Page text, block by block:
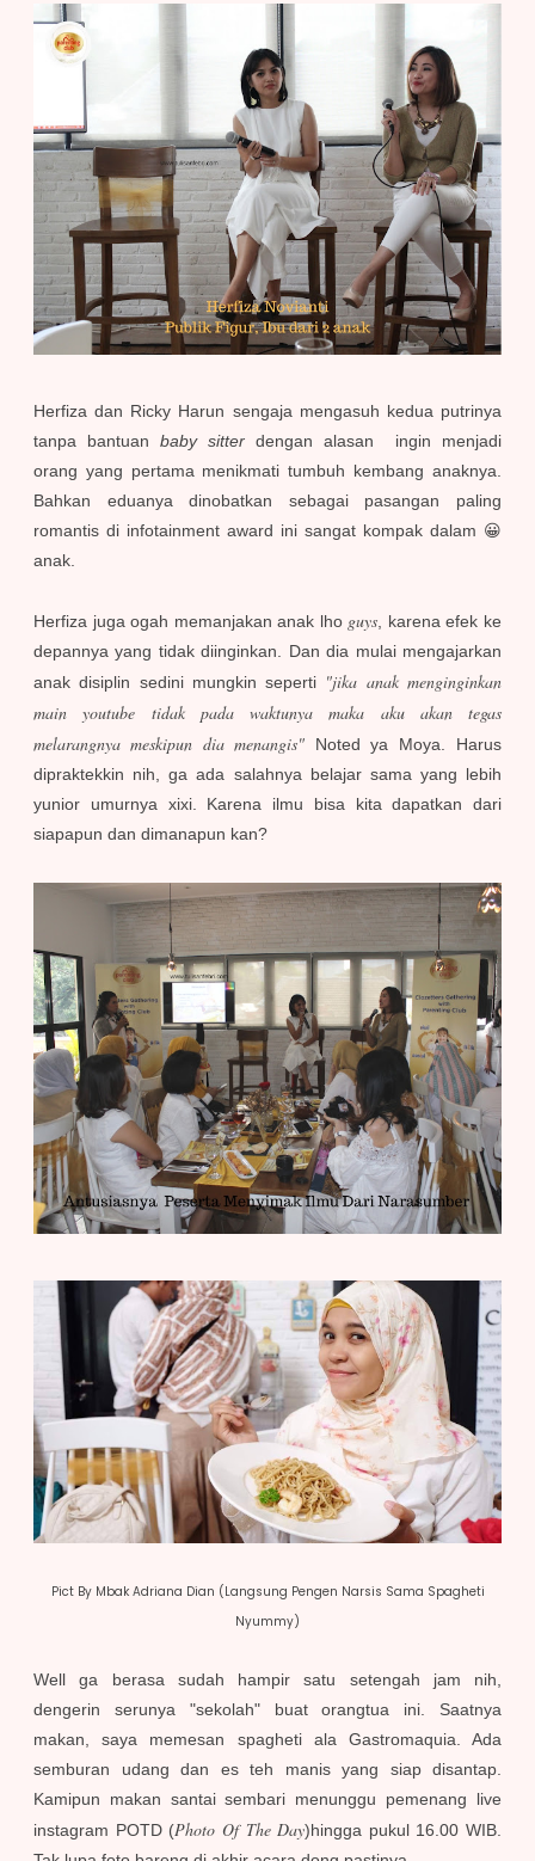
Herfiza dan Ricky Harun sengaja mengasuh kedua putrinya
tanpa bantuan baby sitter dengan alasan ingin menjadi
orang yang pertama menikmati tumbuh kembang anaknya.
Bahkan eduanya dinobatkan sebagai pasangan paling
romantis di infotainment award ini sangat kompak dalam 😀
anak.
Herfiza juga ogah memanjakan anak lho guys, karena efek ke
depannya yang tidak diinginkan. Dan dia mulai mengajarkan
anak disiplin sedini mungkin seperti "jika anak menginginkan
main youtube tidak pada waktunya maka aku akan tegas
melarangnya meskipun dia menangis"
Noted ya Moya.
Harus
dipraktekkin nih, ga ada salahnya belajar sama yang lebih
yunior umurnya xixi. Karena ilmu bisa kita dapatkan dari
siapapun dan dimanapun kan?
Pict By Mbak Adriana Dian (Langsung Pengen Narsis Sama Spagheti
Nyummy)
Well ga berasa sudah hampir satu setengah jam nih,
dengerin serunya "sekolah" buat orangtua ini. Saatnya
makan, saya memesan spagheti ala Gastromaquia. Ada
semburan udang dan es teh manis yang siap disantap.
Kamipun makan santai sembari menunggu pemenang live
instagram POTD (Photo Of The Day)hingga pukul 16.00 WIB.